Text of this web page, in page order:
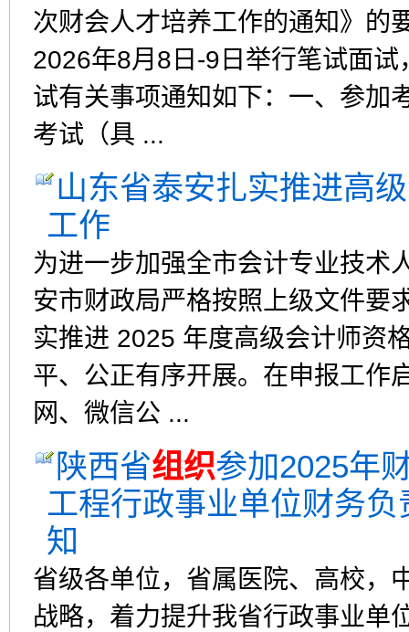
次财会人才培养工作的通知》的
2026年8月8日-9日举行笔试面
试有关事项通知如下：一、参加
考试（具 ...
山东省泰安扎实推进高
工作
为进一步加强全市会计专业技术
安市财政局严格按照上级文件要
实推进 2025 年度高级会计师资
平、公正有序开展。在申报工作
网、微信公 ...
陕西省组织参加2025年
工程行政事业单位财务
知
省级各单位，省属医院、高校，
战略，着力提升我省行政事业单